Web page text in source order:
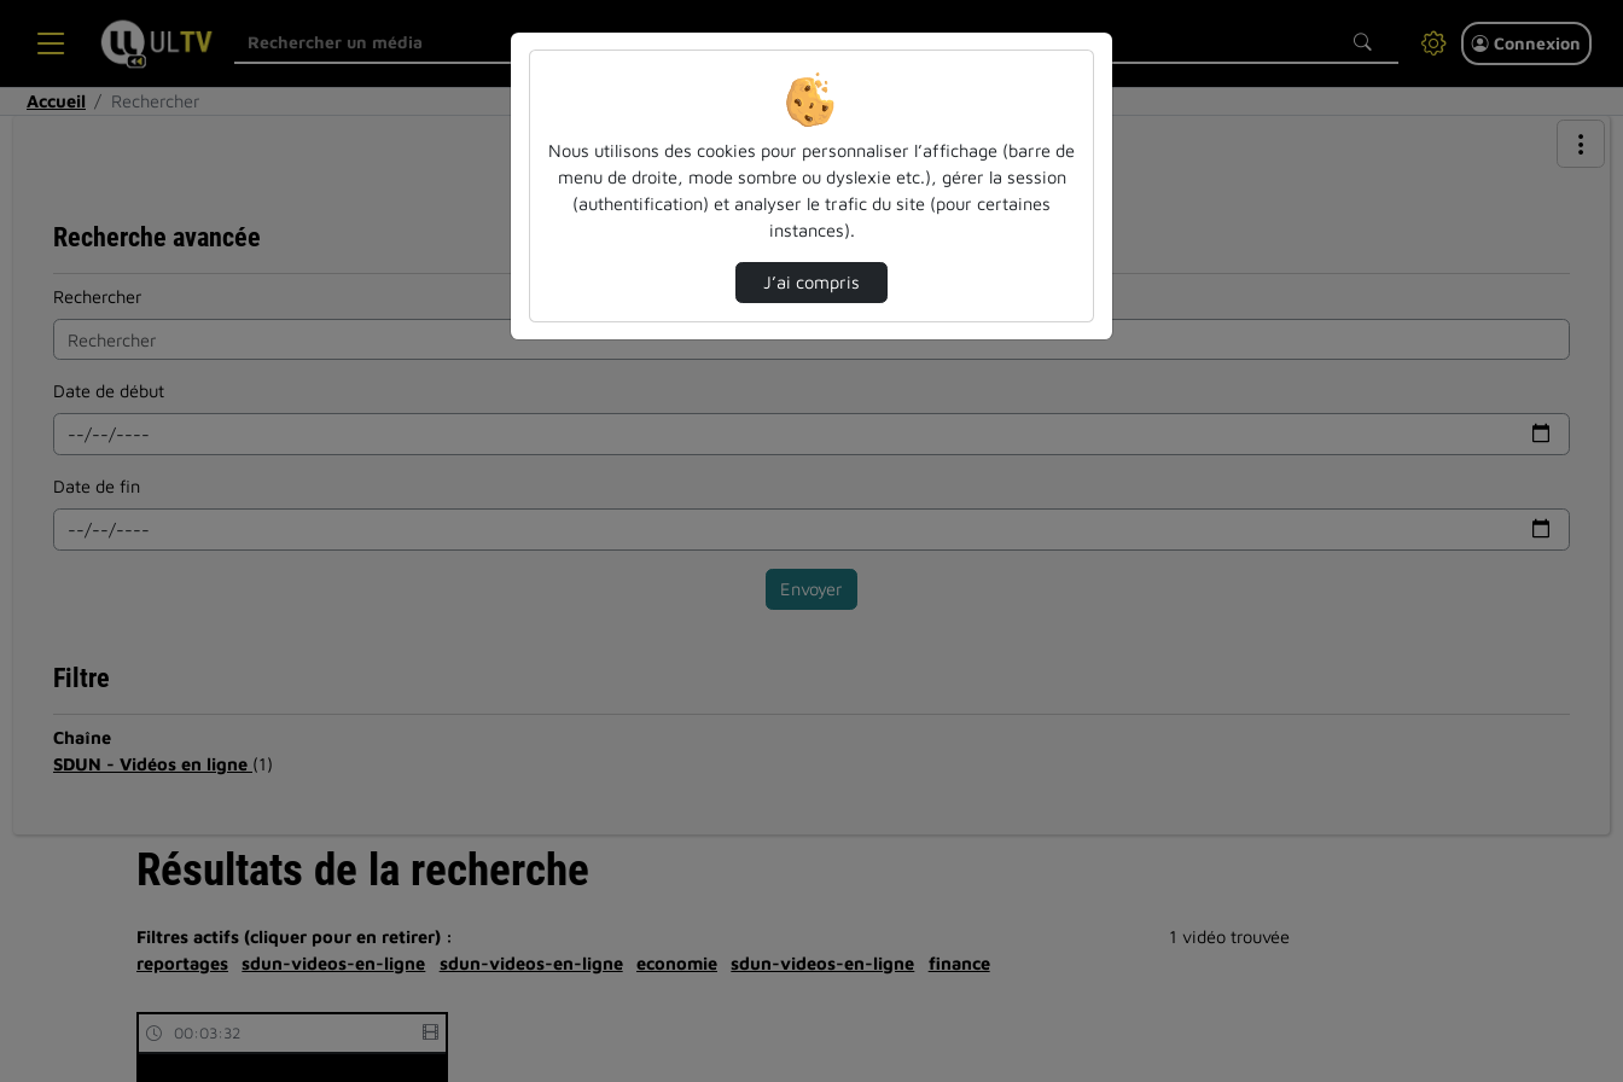
Connexion
Accueil Rechercher
Recherche avancée
Rechercher
Date de début
Date de fin
Envoyer
Filtre
Chaîne
SDUN - Vidéos en ligne (1)
Résultats de la recherche
Filtres actifs (cliquer pour en retirer) :
reportages
sdun-videos-en-ligne sdun-videos-en-ligne economie sdun-videos-en-ligne finance
1 vidéo trouvée
00:03:32
Nous utilisons des cookies pour personnaliser l’affichage (barre de
menu de droite, mode sombre ou dyslexie etc.), gérer la session
(authentification) et analyser le trafic du site (pour certaines
instances).
J’ai compris